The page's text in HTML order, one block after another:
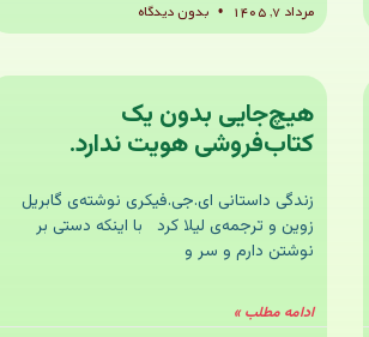
مرداد ۷, ۱۴۰۵
بدون دیدگاه
هیچ‌جایی بدون یک
کتاب‌فروشی هویت ندارد.
زندگی داستانی ای‌.جی.فیکری نوشته‌ی گابریل
زوین و ترجمه‌ی لیلا کرد با اینکه دستی بر
نوشتن دارم و سر و
ادامه مطلب »